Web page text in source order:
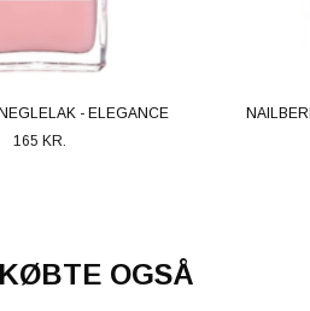
- ELEGANCE
165 KR.
OGSÅ